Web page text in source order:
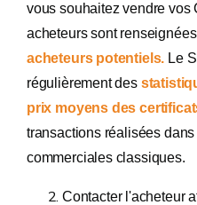
vous souhaitez vendre vos
acheteurs sont
acheteurs potentiels. Le
régulièrement des
prix moyens des
transactions réalisées
commerciales classiques.
Contacter l'acheteur